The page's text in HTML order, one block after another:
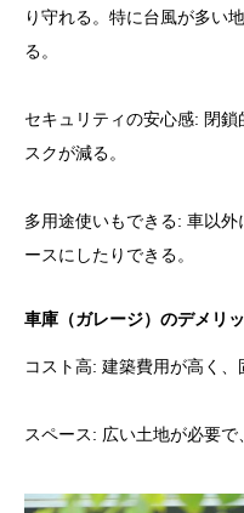
り守れる。特に台風が多い
る。
セキュリティの安心感: 閉
スクが減る。
多用途使いもできる: 車以
ースにしたりできる。
車庫（ガレージ）のデメリ
コスト高: 建築費用が高く、
スペース: 広い土地が必要で